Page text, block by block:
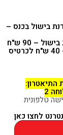
בישול בכנס –
התיאטרון:
לחצו כאן